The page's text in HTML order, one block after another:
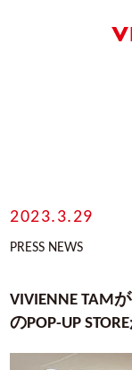
2023.3.29
PRESS NEWS
VIVIENNE TAM
のPOP-UP